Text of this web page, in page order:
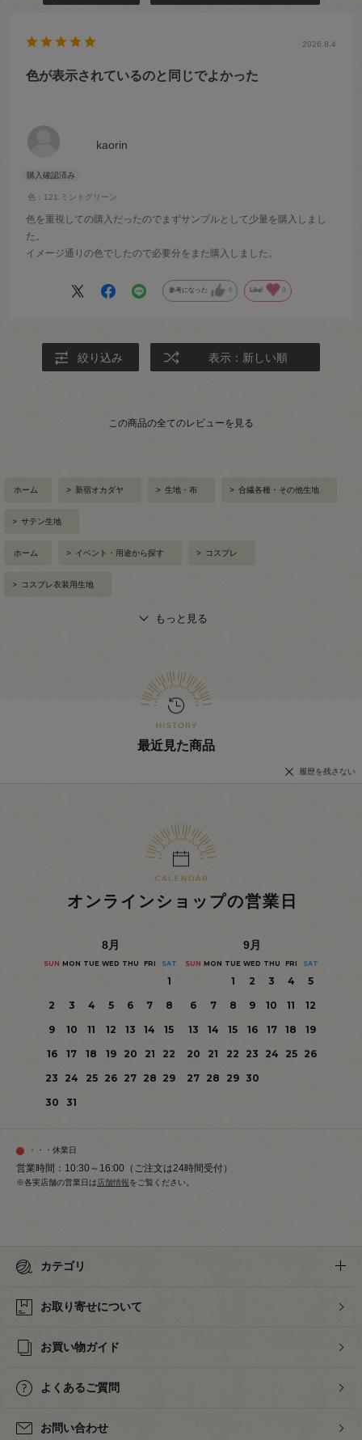
kaorin
色：121.ミントグリーン
2026.8.4
色が表示されているのと同じでよかった
色を重視しての購入だったのでまずサンプルとして少量を購入しまし
た。
イメージ通りの色でしたので必要分をまた購入しました。
参考になった 0 Like! 0
絞り込み 表示：新しい順
この商品の全てのレビューを見る
ホーム > 新宿オカダヤ > 生地・布 > 合繊各種・その他生地
> サテン生地
ホーム > イベント・用途から探す > コスプレ
> コスプレ衣装用生地
もっと見る
最近見た商品
履歴を残さない
オンラインショップの営業日
8月
SUN MON TUE WED THU FRI SAT
1
2
3 4 5 6 7
8
9
10 11 12 13 14
15
16
17 18 19 20 21
22
23
24 25 26 27 28 29
30
31
9月
SUN MON TUE WED THU FRI SAT
1 2 3 4
5
6
7 8 9 10 11
12
13
14 15 16 17 18
19
20
21 22 23 24 25
26
27 28 29 30
・・・休業日
営業時間：10:30～16:00（ご注文は24時間受付）
※各実店舗の営業日は店舗情報をご覧ください。
カテゴリ
お取り寄せについて
お買い物ガイド
よくあるご質問
お問い合わせ